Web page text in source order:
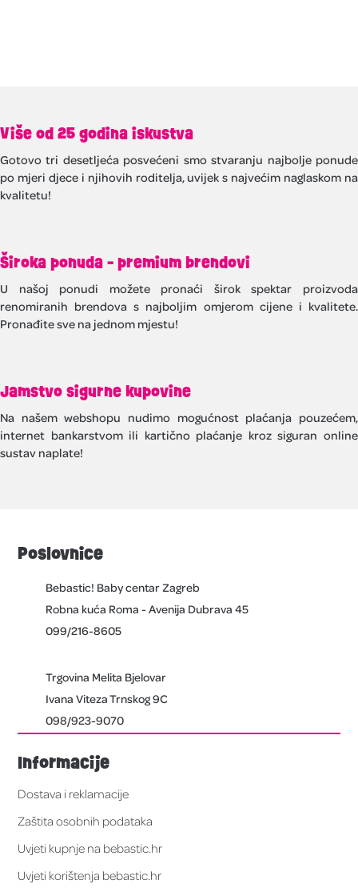
Više od 25 godina iskustva
Gotovo tri desetljeća posvećeni smo stvaranju najbolje ponude
po mjeri djece i njihovih roditelja, uvijek s najvećim naglaskom na
kvalitetu!
Široka ponuda - premium brendovi
U našoj ponudi možete pronaći širok spektar proizvoda
renomiranih brendova s najboljim omjerom cijene i kvalitete.
Pronađite sve na jednom mjestu!
Jamstvo sigurne kupovine
Na našem webshopu nudimo mogućnost plaćanja pouzećem,
internet bankarstvom ili kartično plaćanje kroz siguran online
sustav naplate!
Poslovnice
Bebastic! Baby centar Zagreb
Robna kuća Roma - Avenija Dubrava 45
099/216-8605
Trgovina Melita Bjelovar
Ivana Viteza Trnskog 9C
098/923-9070
Informacije
Dostava i reklamacije
Zaštita osobnih podataka
Uvjeti kupnje na bebastic.hr
Uvjeti korištenja bebastic.hr